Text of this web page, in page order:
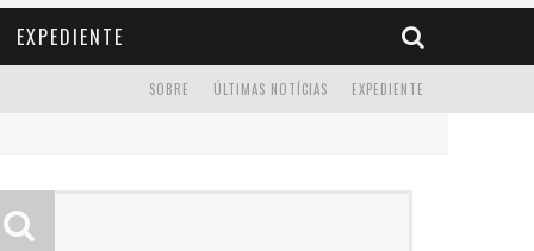
EXPEDIENTE
EXPEDIENTE
ÚLTIMAS NOTÍCIAS
SOBRE